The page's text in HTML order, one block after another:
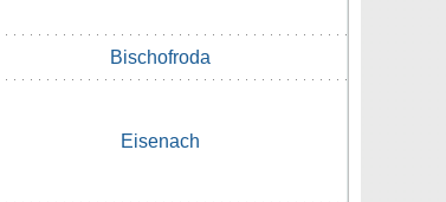
Bischofroda
Eisenach